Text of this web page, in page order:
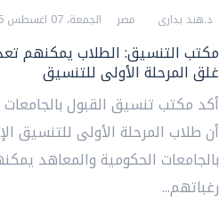
د.هند بدارى مصر الجمعة، 07 اغسطس 2026 12:00 م
مكتب التنسيق: الطلاب يمكنهم
غلق المرحلة الأولى للتنسيق
أكد مكتب تنسيق القبول
أن طلاب المرحلة الأولى للتنسيق
بالجامعات الحكومية والمعاهد
رغباتهم...